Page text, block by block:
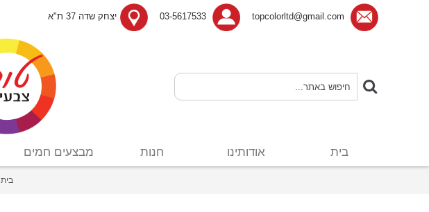
topcolorltd@gmail.com
03-5617533 יצחק שדה 37 ת"א
בית אודותינו חנות מבצעים חמים
בית